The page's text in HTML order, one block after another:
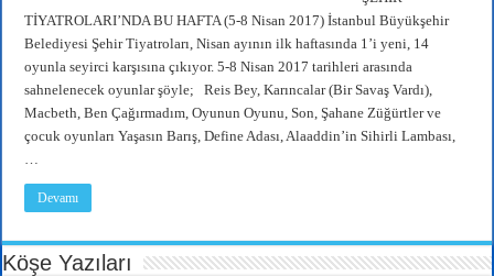
TİYATROLARI’NDA BU HAFTA (5-8 Nisan 2017) İstanbul Büyükşehir
Belediyesi Şehir Tiyatroları, Nisan ayının ilk haftasında 1’i yeni, 14
oyunla seyirci karşısına çıkıyor. 5-8 Nisan 2017 tarihleri arasında
sahnelenecek oyunlar şöyle; Reis Bey, Karıncalar (Bir Savaş Vardı),
Macbeth, Ben Çağırmadım, Oyunun Oyunu, Son, Şahane Züğürtler ve
çocuk oyunları Yaşasın Barış, Define Adası, Alaaddin’in Sihirli Lambası,
Devamı
Köşe Yazıları